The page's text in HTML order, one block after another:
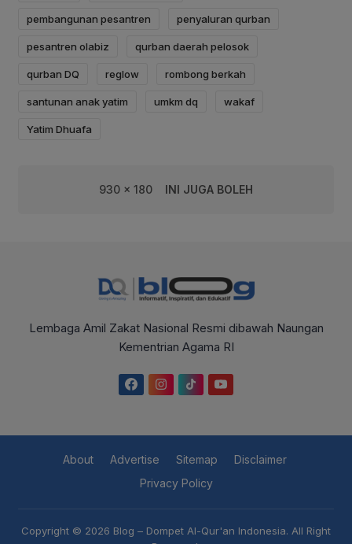
pembangunan pesantren penyaluran qurban
pesantren olabiz qurban daerah pelosok
qurban DQ reglow rombong berkah
santunan anak yatim umkm dq wakaf
Yatim Dhuafa
930 x 180 INI JUGA BOLEH
Lembaga Amil Zakat Nasional Resmi dibawah Naungan
Kementrian Agama RI
About Advertise Sitemap
Disclaimer
Privacy Policy
Copyright © 2026 Blog – Dompet Al-Qur'an Indonesia. All Right